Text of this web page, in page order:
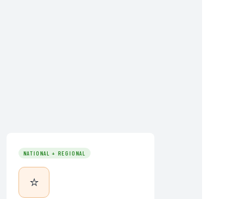
NATIONAL + REGIONAL
⭐